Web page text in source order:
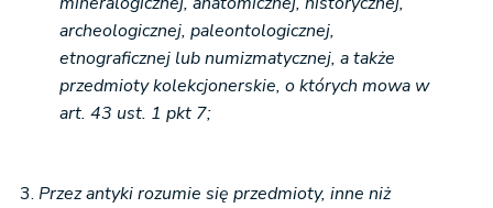
archeologicznej, paleontologicznej,
etnograficznej lub numizmatycznej, a także
przedmioty kolekcjonerskie, o których mowa w
art. 43 ust. 1 pkt 7;
Przez antyki rozumie się przedmioty, inne niż